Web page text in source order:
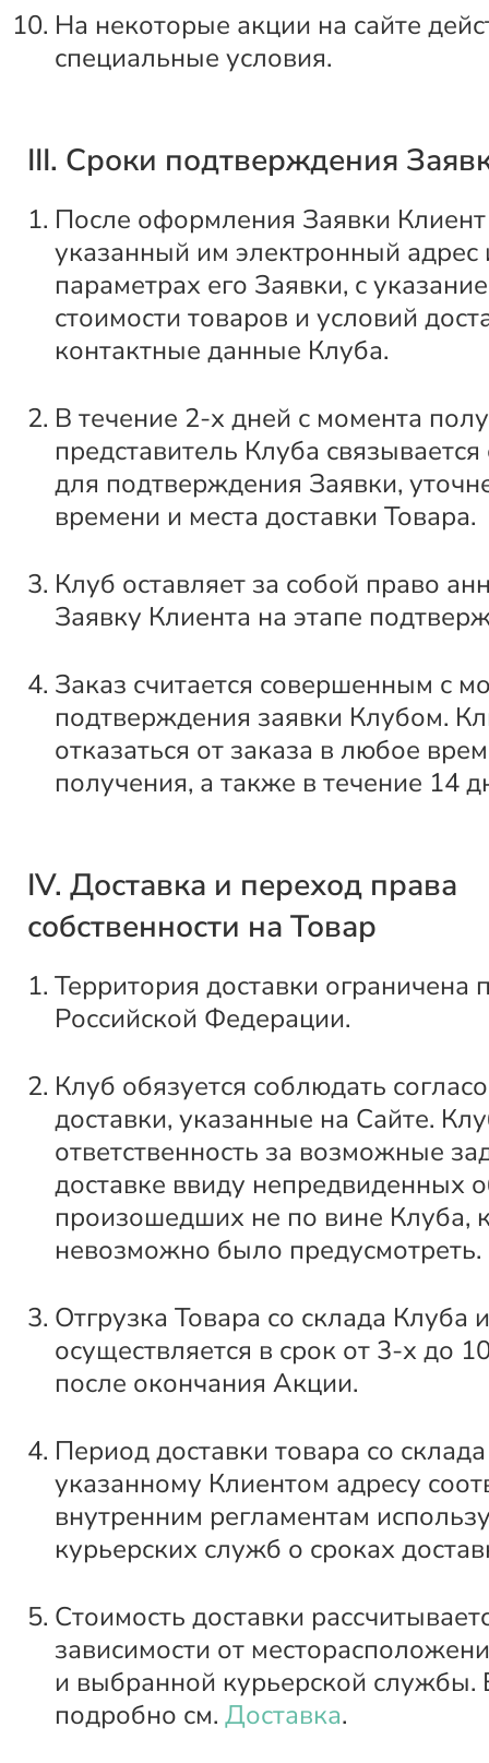
На некоторые акции на сайте
специальные условия.
III. Сроки подтверждения
После оформления Заявки
указанный им электронный
параметрах его Заявки, с
стоимости товаров и условий
контактные данные Клуба.
В течение 2-х дней с момента
представитель Клуба
для подтверждения Заявки,
времени и места доставки Товара.
Клуб оставляет за собой право
Заявку Клиента на этапе
Заказ считается совершенным с
подтверждения заявки Клубом.
отказаться от заказа в любое
получения, а также в течение 14
IV. Доставка и переход права
собственности на Товар
Территория доставки ограничена
Российской Федерации.
Клуб обязуется соблюдать
доставки, указанные на Сайте.
ответственность за возможные
доставке ввиду непредвиденных
произошедших не по вине Клуба,
невозможно было предусмотреть.
Отгрузка Товара со склада Клуба
осуществляется в срок от 3-х до
после окончания Акции.
Период доставки товара со
указанному Клиентом адресу
внутренним регламентам
курьерских служб о сроках
Стоимость доставки
зависимости от
и выбранной курьерской службы.
подробно см. Доставка.